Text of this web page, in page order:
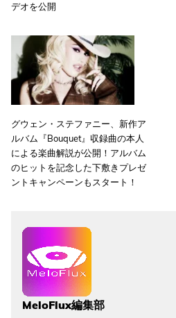
デオを公開
グウェン・ステファニー、新作ア
ルバム『Bouquet』収録曲の本人
による楽曲解説が公開！アルバム
のヒットを記念した下敷きプレゼ
ントキャンペーンもスタート！
MeloFlux編集部